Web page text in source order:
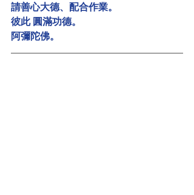
請善心大德、配合作業。
彼此 圓滿功德。
阿彌陀佛。